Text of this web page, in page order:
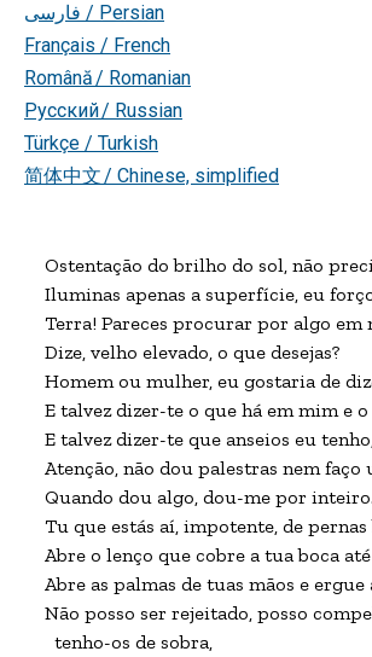
فارسی / Persian
Français / French
Română / Romanian
Русский / Russian
Türkçe / Turkish
简体中文 / Chinese, simplified
Ostentação do brilho do sol, não
Iluminas apenas a superfície, eu
Terra! Pareces procurar por algo em
Dize, velho elevado, o que desejas?
Homem ou mulher, eu gostaria de
E talvez dizer-te o que há em mim e
E talvez dizer-te que anseios eu
Atenção, não dou palestras nem faço
Quando dou algo, dou-me por inteiro.
Tu que estás aí, impotente, de pernas
Abre o lenço que cobre a tua boca
Abre as palmas de tuas mãos e ergue
Não posso ser rejeitado, posso
tenho-os de sobra,